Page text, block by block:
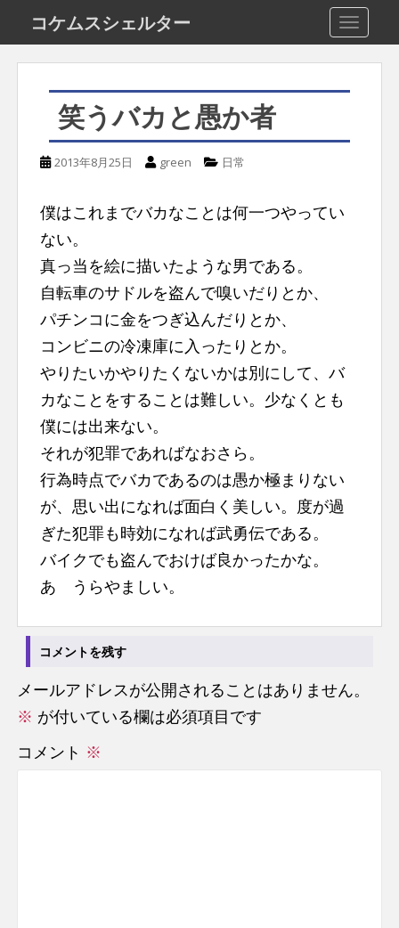
k
コケムスシェルター
笑うバカと愚か者
2013年8月25日 green 日常
僕はこれまでバカなことは何一つやってい
ない。
真っ当を絵に描いたような男である。
自転車のサドルを盗んで嗅いだりとか、
パチンコに金をつぎ込んだりとか、
コンビニの冷凍庫に入ったりとか。
やりたいかやりたくないかは別にして、バ
カなことをすることは難しい。少なくとも
僕には出来ない。
それが犯罪であればなおさら。
行為時点でバカであるのは愚か極まりない
が、思い出になれば面白く美しい。度が過
ぎた犯罪も時効になれば武勇伝である。
バイクでも盗んでおけば良かったかな。
あゝうらやましい。
コメントを残す
メールアドレスが公開されることはありません。
※ が付いている欄は必須項目です
コメント ※